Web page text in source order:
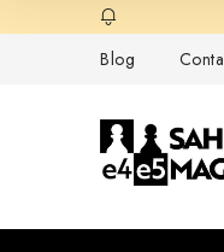
la
Blog